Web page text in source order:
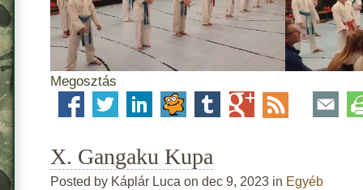
Megosztás
X. Gangaku Kupa
Posted by Káplár Luca on dec 9, 2023 in Egyéb